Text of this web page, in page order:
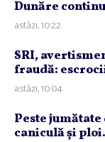
Dunăre
astăzi, 10:22
SRI,
fraudă:
astăzi, 10:04
Peste
caniculă şi